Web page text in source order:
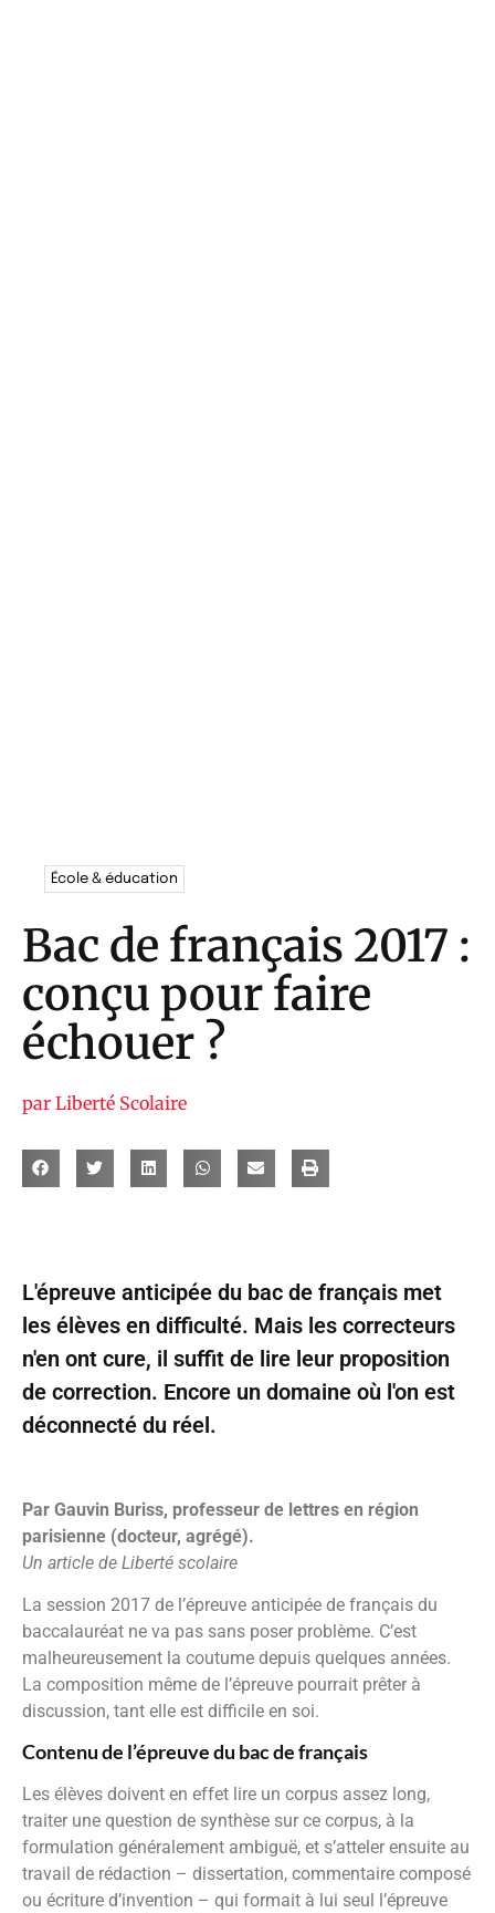
École & éducation
Bac de français 2017 :
conçu pour faire
échouer ?
par Liberté Scolaire
L'épreuve anticipée du bac de français met
les élèves en difficulté. Mais les correcteurs
n'en ont cure, il suffit de lire leur proposition
de correction. Encore un domaine où l'on est
déconnecté du réel.
Par Gauvin Buriss, professeur de lettres en région
parisienne (docteur, agrégé).
Un article de Liberté scolaire
La session 2017 de l’épreuve anticipée de français du
baccalauréat ne va pas sans poser problème. C’est
malheureusement la coutume depuis quelques années.
La composition même de l’épreuve pourrait prêter à
discussion, tant elle est difficile en soi.
Contenu de l’épreuve du bac de français
Les élèves doivent en effet lire un corpus assez long,
traiter une question de synthèse sur ce corpus, à la
formulation généralement ambiguë, et s’atteler ensuite au
travail de rédaction – dissertation, commentaire composé
ou écriture d’invention – qui formait à lui seul l’épreuve